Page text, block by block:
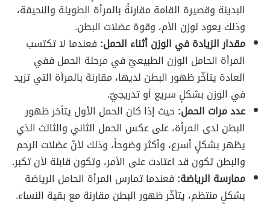
البدينة وقصيرة القامة مقارنةً بالمرأة الطويلة والنحيفة،
وذلك يعود لوزن الأم، وقوة عضلات البطن.
مقدار الزيادة في الوزن أثناء الحمل: فعندما لا تكتسب
المرأة الحامل الوزن الطبيعيّ في مرحلة الحمل ففي
العادة يتأخّر ظهور البطن لديها، مقارنة بالمرأة التي تزيد
في الوزن بشكلٍ سريع أو تدريجيّ.
عدد مرات الحمل:حيث إذا كان الحمل الأول يتأخر ظهور
البطن لدى المرأة، على عكس الحمل الثاني والثالث الذي
يظهر بشكلٍ أسرع، وأكثر وضوحاً، وذلك لأنّ عضلات الرحم
والبطن تكون قد اعتادت على الأمر، وتكون قابلة لأن تكبر.
ممارسة الرياضة: فعندما تمارس المرأة الحامل الرياضة
بشكلٍ منتظم، يتأخّر ظهور البطن مقارنة مع بقية النساء.